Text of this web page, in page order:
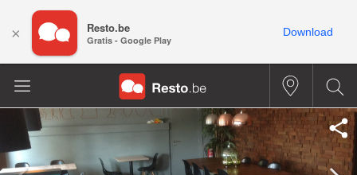
× Resto.be
Gratis - Google Play
Download